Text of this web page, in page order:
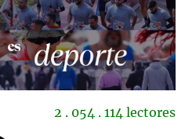
2 . 054 . 114 lectores